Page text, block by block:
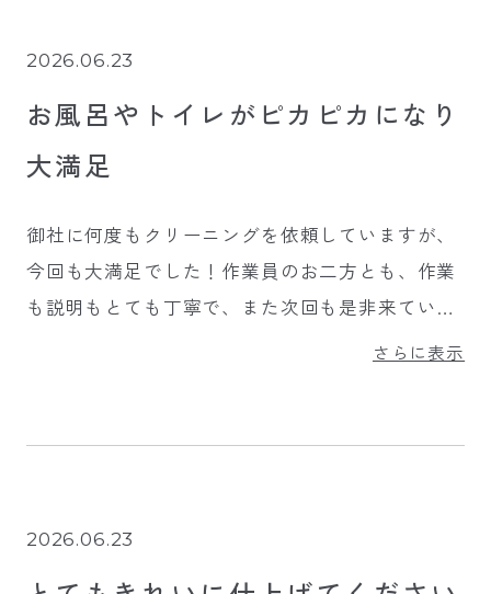
2026.06.23
お風呂やトイレがピカピカになり
大満足
御社に何度もクリーニングを依頼していますが、
今回も大満足でした！作業員のお二方とも、作業
も説明もとても丁寧で、また次回も是非来ていた
だきたいです。お風呂の黒カビやトイレの汚れも
さらに表示
2026.06.23